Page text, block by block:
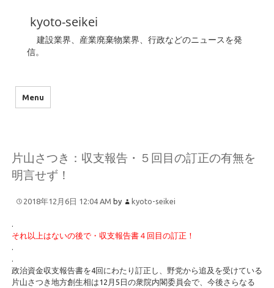
kyoto-seikei
建設業界、産業廃棄物業界、行政などのニュースを発
信。
Menu
片山さつき：収支報告・５回目の訂正の有無を
明言せず！
2018年12月6日 12:04 AM by kyoto-seikei
.
それ以上はないの後で・収支報告書４回目の訂正！
.
.
政治資金収支報告書を4回にわたり訂正し、野党から追及を受けている
片山さつき地方創生相は12月5日の衆院内閣委員会で、今後さらなる